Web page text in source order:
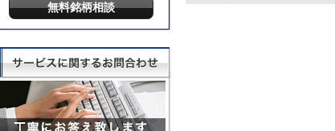
無料銘柄相談